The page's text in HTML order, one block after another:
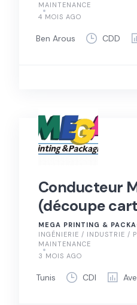
MAINTENANCE
4 MOIS AGO
Ben Arous CDD
Conducteur
(découpe
MEGA PRINTING &
INGÉNIERIE / INDUSTRIE /
MAINTENANCE
3 MOIS AGO
Tunis CDI